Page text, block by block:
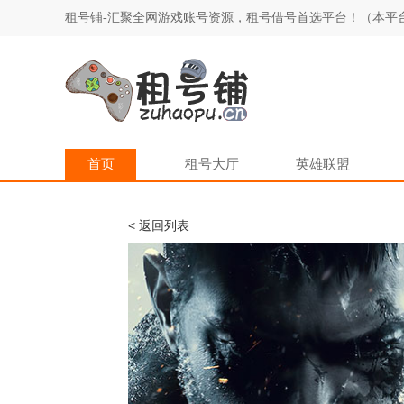
租号铺-汇聚全网游戏账号资源，租号借号首选平台！（本
首页 租号大厅 英雄联盟
< 返回列表